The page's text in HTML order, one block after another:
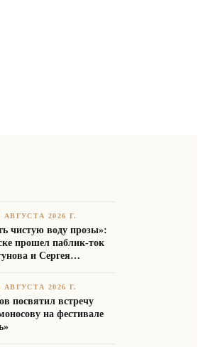
АВГУСТА 2026 Г.
чистую воду прозы»:
прошел паблик-ток
и Сергея
АВГУСТА 2026 Г.
посвятил встречу
на фестивале